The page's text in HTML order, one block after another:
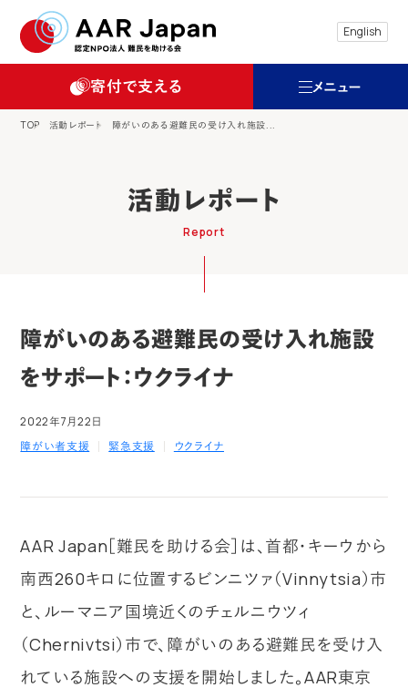
English
寄付で支える メニュー
TOP 活動レポート 障がいのある避難民の受け入れ施設...
活動レポート
Report
障がいのある避難民の受け入れ施設
をサポート：ウクライナ
2022年7月22日
障がい者支援
緊急支援 ウクライナ
AAR Japan［難民を助ける会］は、首都・キーウから
南西260キロに位置するビンニツァ（Vinnytsia）市
と、ルーマニア国境近くのチェルニウツィ
（Chernivtsi）市で、障がいのある避難民を受け入
れている施設への支援を開始しました。AAR東京